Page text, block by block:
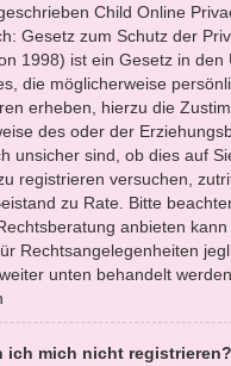
Child Online
Gesetz zum Schutz der
1998) ist ein Gesetz in den
die möglicherweise
erheben, hierzu die
des oder der
unsicher sind, ob dies auf
registrieren versuchen,
zu Rate. Bitte
anbieten
Rechtsangelegenheiten
unten behandelt werden.
ich mich nicht registrieren?